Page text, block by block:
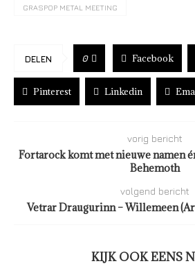
GRASPOP METAL MEETING
DELEN 0 Facebook
Pinterest Linkedin
vorig bericht
Fortarock komt met nieuwe namen
Behemoth
volgend bericht
Vetrar Draugurinn – Willemeen
KIJK OOK EENS